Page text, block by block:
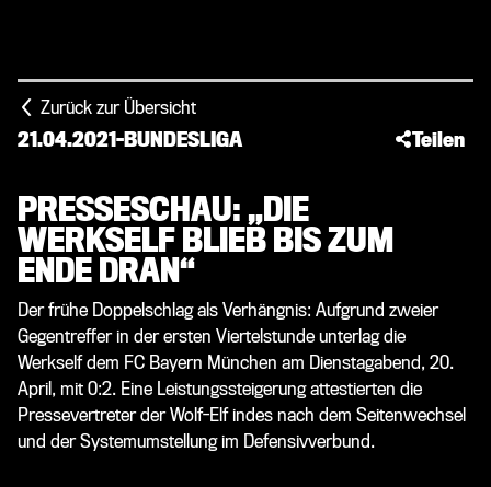
Zurück zur Übersicht
21.04.2021-BUNDESLIGA Teilen
PRESSESCHAU: „DIE
WERKSELF BLIEB BIS ZUM
ENDE DRAN“
Der frühe Doppelschlag als Verhängnis: Aufgrund zweier
Gegentreffer in der ersten Viertelstunde unterlag die
Werkself dem FC Bayern München am Dienstagabend, 20.
April, mit 0:2. Eine Leistungssteigerung attestierten die
Pressevertreter der Wolf-Elf indes nach dem Seitenwechsel
und der Systemumstellung im Defensivverbund.